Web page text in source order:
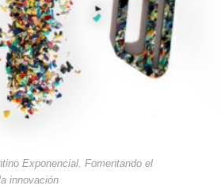
Exponencial. Fomentando el
innovación